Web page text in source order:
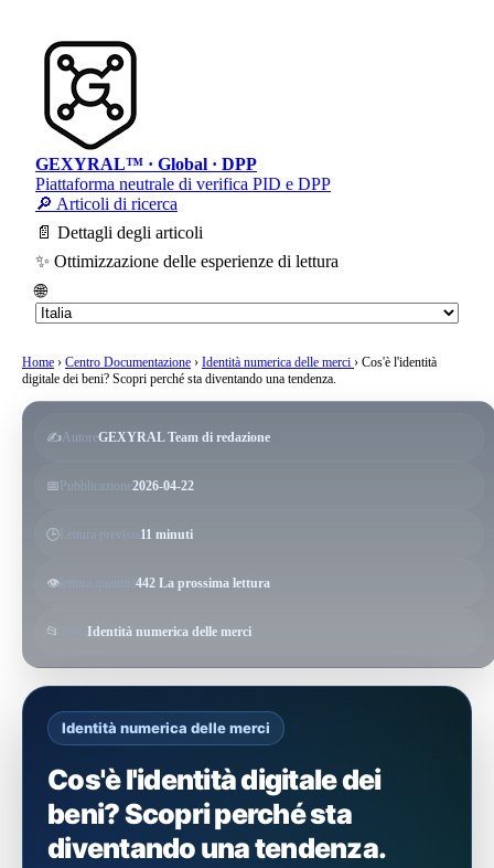
GEXYRAL™ · Global · DPP
Piattaforma neutrale di verifica PID e DPP
🔎 Articoli di ricerca
📄 Dettagli degli articoli
✨ Ottimizzazione delle esperienze di lettura
🌐
Home › Centro Documentazione › Identità numerica delle merci › Cos'è l'identità
digitale dei beni? Scopri perché sta diventando una tendenza.
✍️AutoreGEXYRAL Team di redazione
📅 Pubblicazione2026-04-22
🕒 Lettura prevista 11 minuti
👁️ lettura quantità 442 La prossima lettura
📂 Identità numerica delle merci
Identità numerica delle merci
Cos'è l'identità digitale dei
beni? Scopri perché sta
diventando una tendenza.